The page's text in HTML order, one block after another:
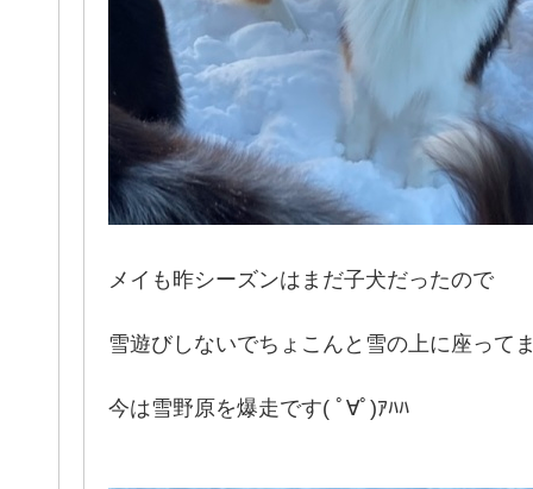
メイも昨シーズンはまだ子犬だったので
雪遊びしないでちょこんと雪の上に座って
今は雪野原を爆走です( ﾟ∀ﾟ)ｱﾊﾊ